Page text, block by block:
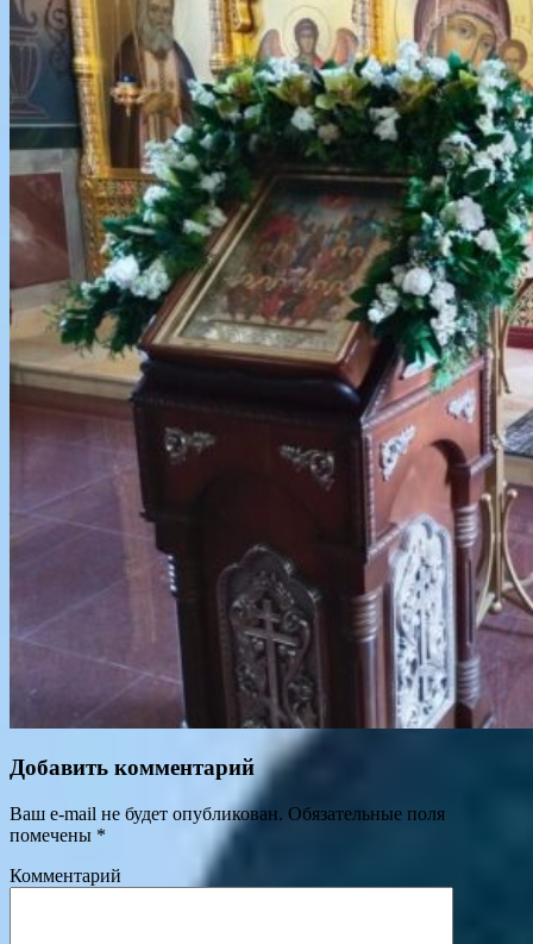
Добавить комментарий
Ваш e-mail не будет опубликован. Обязательные поля
помечены *
Комментарий